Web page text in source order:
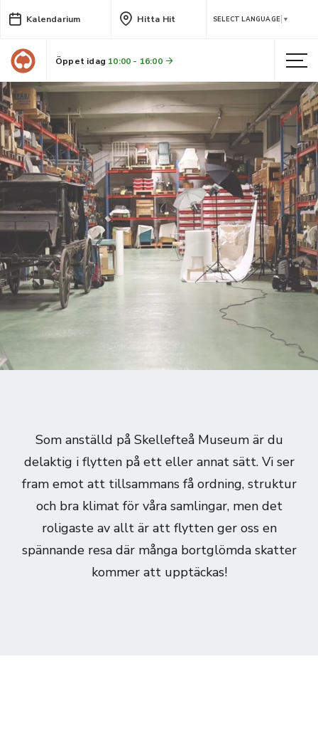
Kalendarium Hitta Hit SELECT LANGUAGE ▼
Öppet idag 10:00 - 16:00
Som anställd på Skellefteå Museum är du
delaktig i flytten på ett eller annat sätt. Vi ser
fram emot att tillsammans få ordning, struktur
och bra klimat för våra samlingar, men det
roligaste av allt är att flytten ger oss en
spännande resa där många bortglömda skatter
kommer att upptäckas!